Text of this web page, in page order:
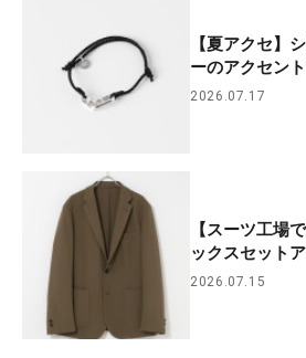
【夏アクセ】
ーのアクセント
2026.07.17
【スーツ工場
ックスセットア
2026.07.15